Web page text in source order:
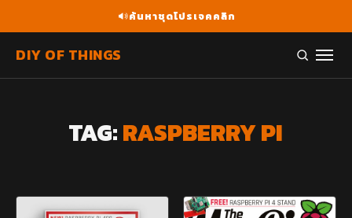
ค้นหาชุดโปรเจคคลิก
DIY OF THINGS
TAG:RASPBERRY PI